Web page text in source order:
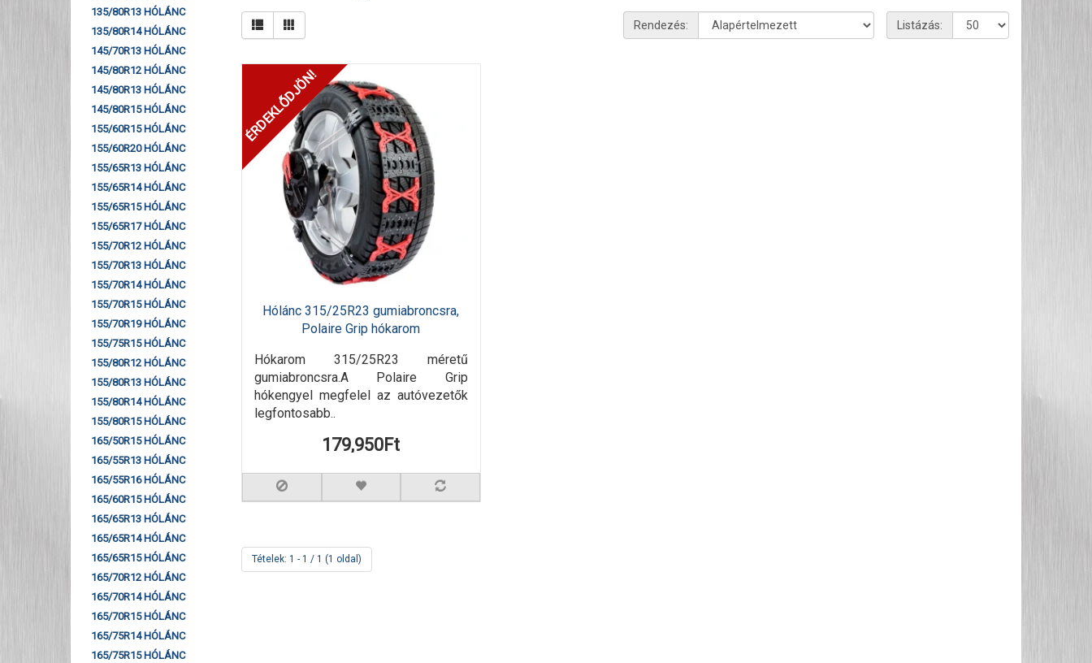
135/80R13 HÓLÁNC
135/80R14 HÓLÁNC
145/70R13 HÓLÁNC
145/80R12 HÓLÁNC
145/80R13 HÓLÁNC
145/80R15 HÓLÁNC
155/60R15 HÓLÁNC
155/60R20 HÓLÁNC
155/65R13 HÓLÁNC
155/65R14 HÓLÁNC
155/65R15 HÓLÁNC
155/65R17 HÓLÁNC
155/70R12 HÓLÁNC
155/70R13 HÓLÁNC
155/70R14 HÓLÁNC
155/70R15 HÓLÁNC
155/70R19 HÓLÁNC
155/75R15 HÓLÁNC
155/80R12 HÓLÁNC
155/80R13 HÓLÁNC
155/80R14 HÓLÁNC
155/80R15 HÓLÁNC
165/50R15 HÓLÁNC
165/55R13 HÓLÁNC
165/55R16 HÓLÁNC
165/60R15 HÓLÁNC
165/65R13 HÓLÁNC
165/65R14 HÓLÁNC
165/65R15 HÓLÁNC
165/70R12 HÓLÁNC
165/70R14 HÓLÁNC
165/70R15 HÓLÁNC
165/75R14 HÓLÁNC
165/75R15 HÓLÁNC
Listázás:
Rendezés:
ÉRDEKLŐDJÖN!
Hólánc 315/25R23 gumiabroncsra,
Polaire Grip hókarom
Hókarom 315/25R23 méretű
gumiabroncsra.A Polaire Grip
hókengyel megfelel az autóvezetők
legfontosabb..
179,950Ft
Tételek: 1 - 1 / 1 (1 oldal)